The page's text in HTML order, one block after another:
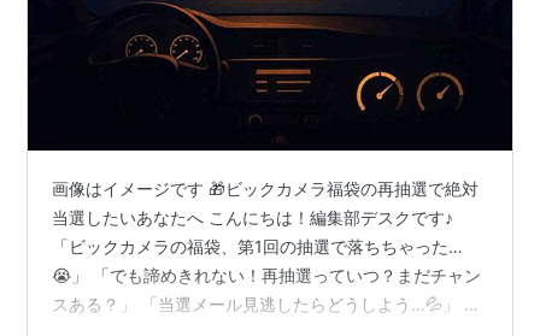
画像はイメージです 🎁ビックカメラ福袋の再抽選で絶対
当選したいあなたへ こんにちは！編集部デスクです♪
「ビックカメラの福袋、第1回の抽選で落ちちゃった…
😭」 「でも諦めきれない！再抽選っていつ？まだチャン
スある？」 「当選メール見逃したらどうしよう…💦」 そ